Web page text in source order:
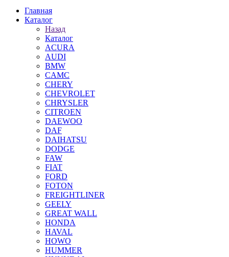
Главная
Каталог
Назад
Каталог
ACURA
AUDI
BMW
CAMC
CHERY
CHEVROLET
CHRYSLER
CITROEN
DAEWOO
DAF
DAIHATSU
DODGE
FAW
FIAT
FORD
FOTON
FREIGHTLINER
GEELY
GREAT WALL
HONDA
HAVAL
HOWO
HUMMER